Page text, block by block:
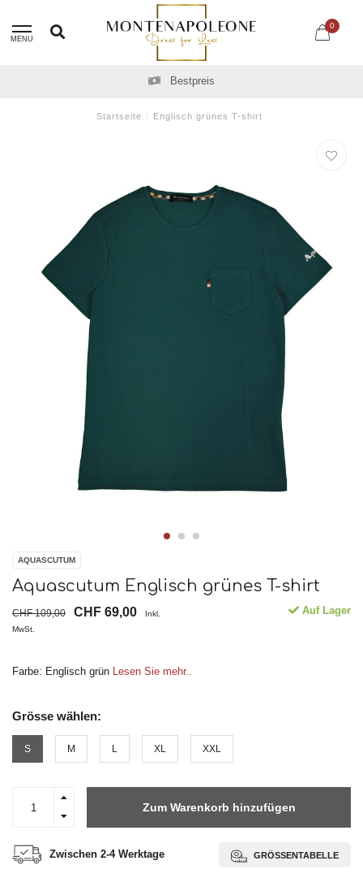
MENU
0
Bestpreis
Startseite / Englisch grünes T-shirt
AQUASCUTUM
Aquascutum Englisch grünes T-shirt
CHF 109,00 CHF 69,00
Inkl.
MwSt.
Auf Lager
Farbe: Englisch grün Lesen Sie mehr..
Grösse wählen:
S M XL XXL
Zum Warenkorb hinzufügen
Zwischen 2-4 Werktage GRÖSSENTABELLE